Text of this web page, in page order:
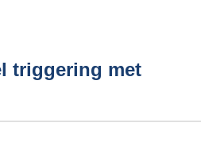
triggering met